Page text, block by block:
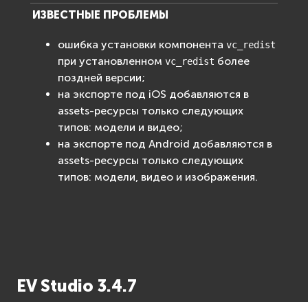
ИЗВЕСТНЫЕ ПРОБЛЕМЫ
ошибка установки компонента vc_redist
при установленном vc_redist более
поздней версии;
на экспорте под iOS добавляются в
assets-ресурсы только следующих
типов: модели и видео;
на экспорте под Android добавляются в
assets-ресурсы только следующих
типов: модели, видео и изображения.
EV Studio 3.4.7